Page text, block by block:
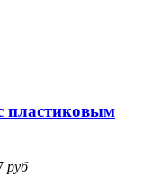
пластиковым
руб